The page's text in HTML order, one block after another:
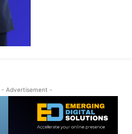
- Advertisement -